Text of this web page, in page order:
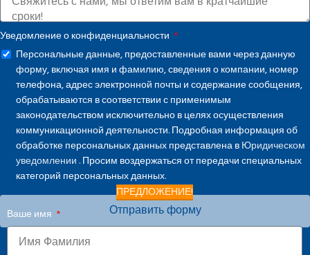
Уведомление о конфиденциальности
Персональные данные, предоставленные вами через данную
форму, включая имя и фамилию, сведения о компании, номер
телефона, адрес электронной почты и содержание сообщения,
обрабатываются в соответствии с применимым
законодательством исключительно в целях осуществления
коммуникационной деятельности. Подробная информация об
обработке персональных данных представлена вЮридическом
уведомлении . Просим воздержаться от передачи специальных
категорий персональных данных.
Отправить форму
ПРЕДЛОЖЕНИЕ!
Ваше имя